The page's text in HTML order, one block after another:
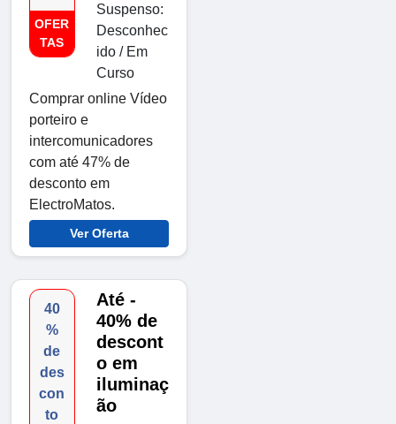
OFER
TAS
Suspenso:
Desconhec
ido / Em
Curso
Comprar online Vídeo
porteiro e
intercomunicadores
com até 47% de
desconto em
ElectroMatos.
Ver Oferta
40
%
de
des
con
to
Até -
40% de
descont
o em
iluminaç
ão